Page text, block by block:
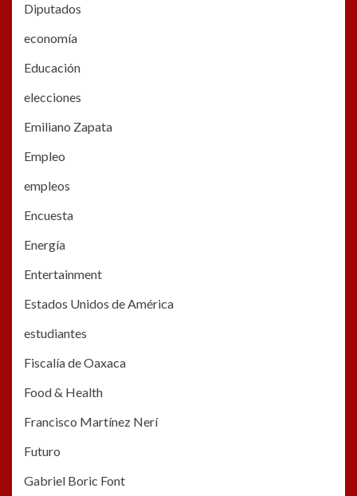
Diputados
economía
Educación
elecciones
Emiliano Zapata
Empleo
empleos
Encuesta
Energía
Entertainment
Estados Unidos de América
estudiantes
Fiscalía de Oaxaca
Food & Health
Francisco Martínez Nerí
Futuro
Gabriel Boric Font